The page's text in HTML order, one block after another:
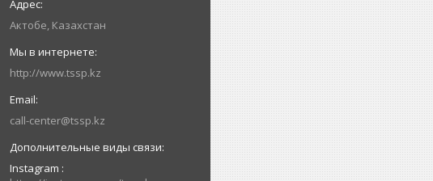
Актобе, Казахстан
http://www.tssp.kz
call-center@tssp.kz
Instagram